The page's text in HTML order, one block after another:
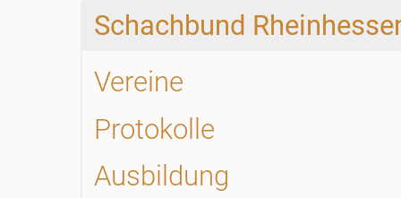
Schachbund
Vereine
Protokolle
Ausbildung